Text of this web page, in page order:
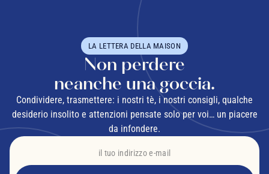
LA LETTERA DELLA MAISON
Non perdere
neanche una goccia.
Condividere, trasmettere: i nostri tè, i nostri consigli, qualche
desiderio insolito e attenzioni pensate solo per voi… un piacere
da infondere.